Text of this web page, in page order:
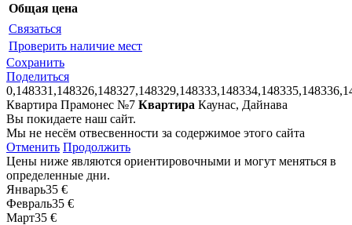
Общая цена
Связаться
Проверить наличие мест
Сохранить
Поделиться
Квартира Прамонес №7 Квартира Каунас, Дайнава
Вы покидаете наш сайт.
Мы не несём отвесвенности за содержимое этого сайта
Отменить Продолжить
Цены ниже являются ориентировочными и могут меняться в
определенные дни.
Январь35 €
Февраль35 €
Март35 €